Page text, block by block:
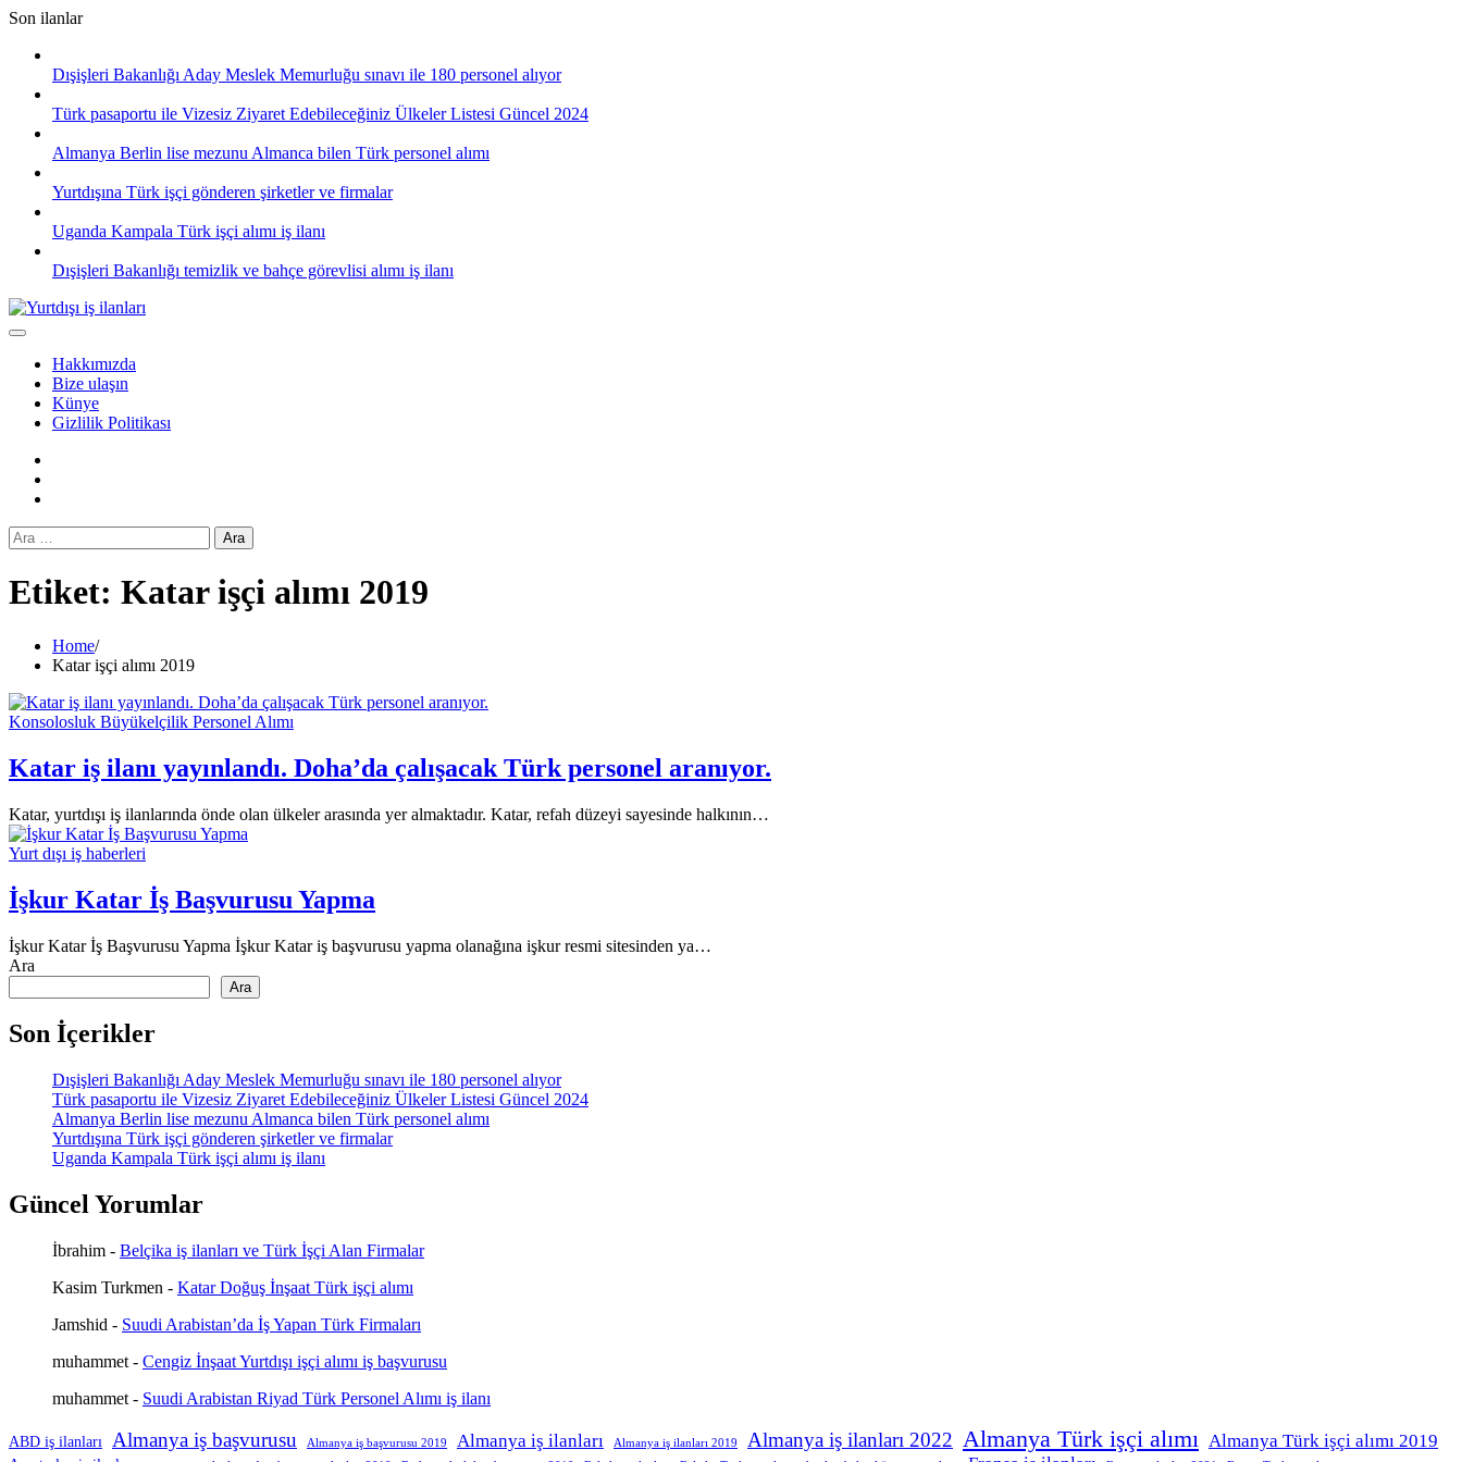
Skip
content
Son ilanlar
Dışişleri Bakanlığı Aday Meslek Memurluğu sınavı ile 180 personel alıyor
Türk pasaportu ile Vizesiz Ziyaret Edebileceğiniz Ülkeler Listesi Güncel 2024
Almanya Berlin lise mezunu Almanca bilen Türk personel alımı
Yurtdışına Türk işçi gönderen şirketler ve firmalar
Uganda Kampala Türk işçi alımı iş ilanı
Dışişleri Bakanlığı temizlik ve bahçe görevlisi alımı iş ilanı
Hakkımızda
Bize ulaşın
Künye
Gizlilik Politikası
Arama:
Etiket: Katar işçi alımı 2019
Home
Katar işçi alımı 2019
Konsolosluk Büyükelçilik Personel Alımı
Katar iş ilanı yayınlandı. Doha’da çalışacak Türk personel aranıyor.
Katar, yurtdışı iş ilanlarında önde olan ülkeler arasında yer almaktadır. Katar, refah düzeyi sayesinde halkının…
Yurt dışı iş haberleri
İşkur Katar İş Başvurusu Yapma
İşkur Katar İş Başvurusu Yapma İşkur Katar iş başvurusu yapma olanağına işkur resmi sitesinden ya…
Ara
Ara
Son İçerikler
Dışişleri Bakanlığı Aday Meslek Memurluğu sınavı ile 180 personel alıyor
Türk pasaportu ile Vizesiz Ziyaret Edebileceğiniz Ülkeler Listesi Güncel 2024
Almanya Berlin lise mezunu Almanca bilen Türk personel alımı
Yurtdışına Türk işçi gönderen şirketler ve firmalar
Uganda Kampala Türk işçi alımı iş ilanı
Güncel Yorumlar
İbrahim - Belçika iş ilanları ve Türk İşçi Alan Firmalar
Kasim Turkmen - Katar Doğuş İnşaat Türk işçi alımı
Jamshid - Suudi Arabistan’da İş Yapan Türk Firmaları
muhammet - Cengiz İnşaat Yurtdışı işçi alımı iş başvurusu
muhammet - Suudi Arabistan Riyad Türk Personel Alımı iş ilanı
ABD iş ilanları Almanya iş başvurusu Almanya iş başvurusu 2019 Almanya iş ilanları Almanya iş ilanları 2019 Almanya iş ilanları 2022 Almanya Türk işçi alımı Almanya Türk işçi alımı 2019